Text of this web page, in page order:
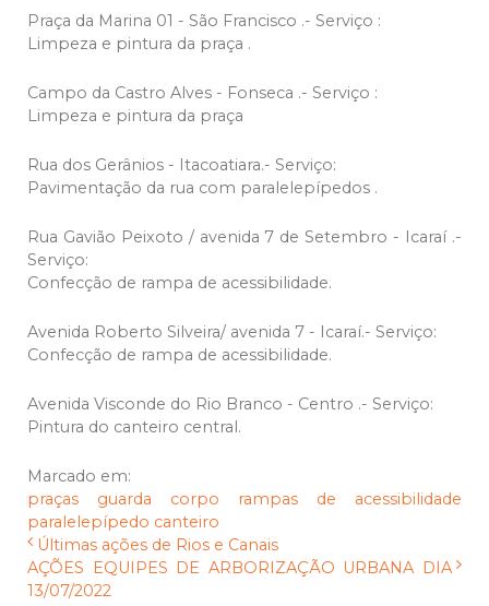
Praça da Marina 01 - São Francisco .- Serviço :
Limpeza e pintura da praça .
Campo da Castro Alves - Fonseca .- Serviço :
Limpeza e pintura da praça
Rua dos Gerânios - Itacoatiara.- Serviço:
Pavimentação da rua com paralelepípedos .
Rua Gavião Peixoto / avenida 7 de Setembro - Icaraí .-
Serviço:
Confecção de rampa de acessibilidade.
Avenida Roberto Silveira/ avenida 7 - Icaraí.- Serviço:
Confecção de rampa de acessibilidade.
Avenida Visconde do Rio Branco - Centro .- Serviço:
Pintura do canteiro central.
Marcado em:
praças
guarda corpo
rampas de acessibilidade
paralelepípedo canteiro
Últimas ações de Rios e Canais
AÇÕES EQUIPES DE ARBORIZAÇÃO URBANA DIA
13/07/2022